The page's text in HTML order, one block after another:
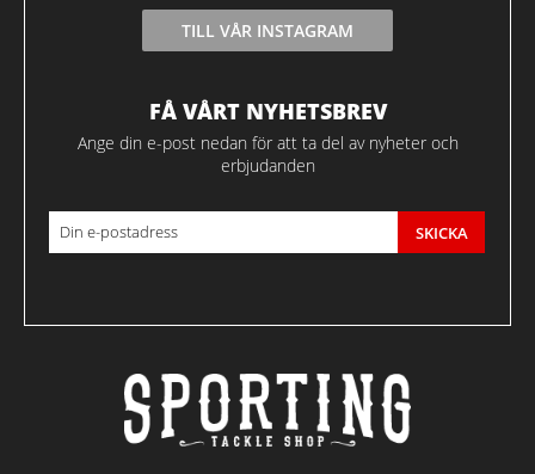
TILL VÅR INSTAGRAM
FÅ VÅRT NYHETSBREV
Ange din e-post nedan för att ta del av nyheter och
erbjudanden
SKICKA